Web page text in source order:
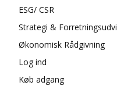
ESG/ CSR
Strategi &
Økonomisk Rådgivning
Log ind
Køb adgang